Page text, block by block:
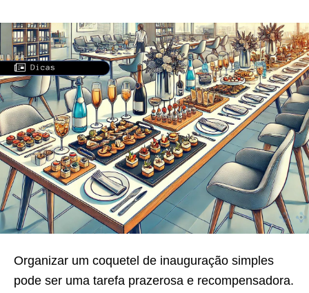
Organizar um coquetel de inauguração simples
pode ser uma tarefa prazerosa e recompensadora.